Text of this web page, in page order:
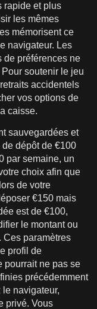
rapide et plus
les mêmes
mémorisent ce
navigateur. Les
de préférences ne
soutenir le jeu
accidentels
vos options de
caisse.
sauvegardées et
dépôt de €100
par semaine, un
choix afin que
de votre
€150 mais
est de €100,
le montant ou
Ces paramètres
profil de
pourrait ne pas se
précédemment
navigateur,
privé. Vous